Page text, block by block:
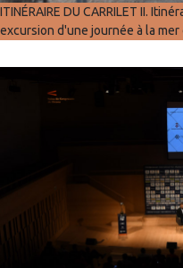
ITINÉRAIRE DU CARRILET II.
excursion d'une journée à la